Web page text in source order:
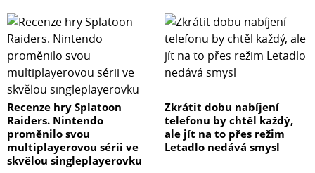
Recenze hry Splatoon
Raiders. Nintendo
proměnilo svou
multiplayerovou sérii ve
skvělou singleplayerovku
Zkrátit dobu nabíjení
telefonu by chtěl každý,
ale jít na to přes režim
Letadlo nedává smysl